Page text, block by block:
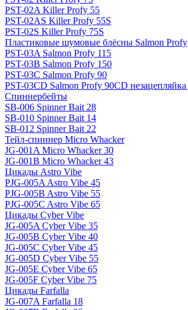
PST-02A Killer Profy 55
PST-02AS Killer Profy 55S
PST-02S Killer Profy 75S
Пластиковые шумовые блёсны Salmon Profy
PST-03A Salmon Profy 115
PST-03B Salmon Profy 150
PST-03C Salmon Profy 90
PST-03CD Salmon Profy 90CD
Спиннербейты
SB-006 Spinner Bait 28
SB-010 Spinner Bait 14
SB-012 Spinner Bait 22
Тейл-спиннер Micro Whacker
JG-001A Micro Whacker 30
JG-001B Micro Whacker 43
Цикады Astro Vibe
PJG-005A Astro Vibe 45
PJG-005B Astro Vibe 55
PJG-005C Astro Vibe 65
Цикады Cyber Vibe
JG-005A Cyber Vibe 35
JG-005B Cyber Vibe 40
JG-005C Cyber Vibe 45
JG-005D Cyber Vibe 55
JG-005E Cyber Vibe 65
JG-005F Cyber Vibe 75
Цикады Farfalla
JG-007A Farfalla 18